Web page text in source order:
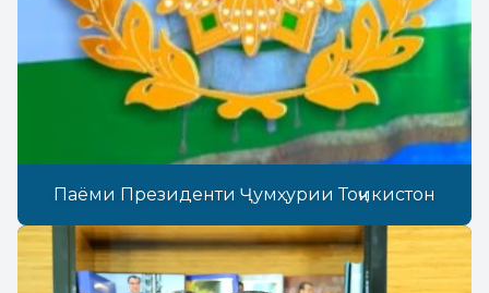
Паёми Президенти Ҷумҳурии Тоҷикистон